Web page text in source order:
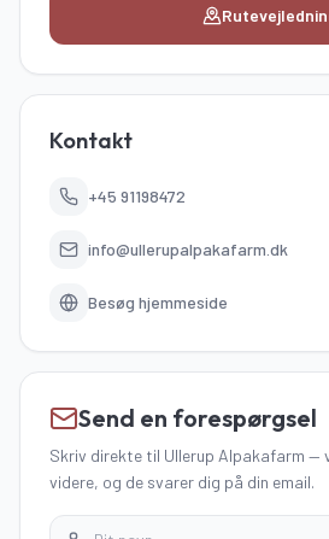
Kontakt
+45 91198472
info@ullerupalpakafarm.dk
Besøg hjemmeside
Send en forespørgsel
Skriv direkte til Ullerup Alpakafarm —
videre, og de svarer dig på din email.